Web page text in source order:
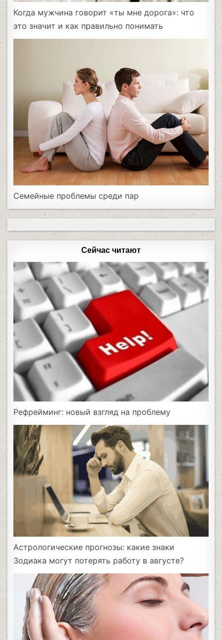
Когда мужчина говорит «ты мне дорога»: что
это значит и как правильно понимать
Семейные проблемы среди пар
Сейчас читают
Рефрейминг: новый взгляд на проблему
Астрологические прогнозы: какие знаки
Зодиака могут потерять работу в августе?